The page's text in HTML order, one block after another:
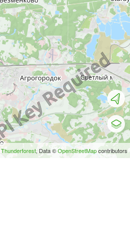
Thunderforest, Data ©OpenStreetMapcontributors